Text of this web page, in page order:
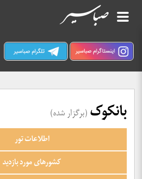
صبا سیر کرمان
بانکوک (برگزار شده)
اطلاعات تور
کشورهای مورد بازدید